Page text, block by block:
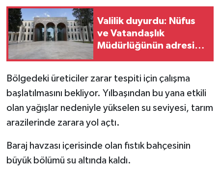
Valilik duyurdu: Nüfus
ve Vatandaşlık
Müdürlüğünün adresi
Bölgedeki üreticiler zarar tespiti için çalışma
başlatılmasını bekliyor. Yılbaşından bu yana etkili
olan yağışlar nedeniyle yükselen su seviyesi, tarım
arazilerinde zarara yol açtı.
Baraj havzası içerisinde olan fıstık bahçesinin
büyük bölümü su altında kaldı.
Yaşam
Yeme-İçme
Yemek